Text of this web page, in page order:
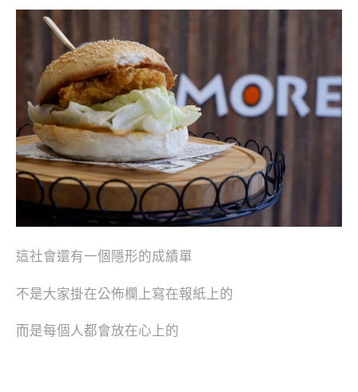
這社會還有一個隱形的成績單
不是大家掛在公佈欄上寫在報紙上的
而是每個人都會放在心上的